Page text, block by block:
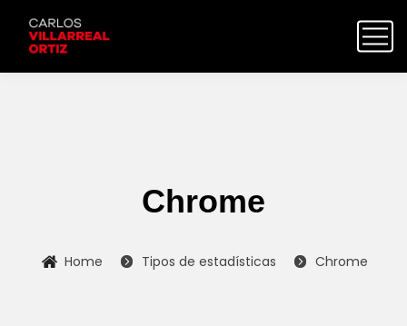
Chrome
Home Tipos de estadísticas Chrome